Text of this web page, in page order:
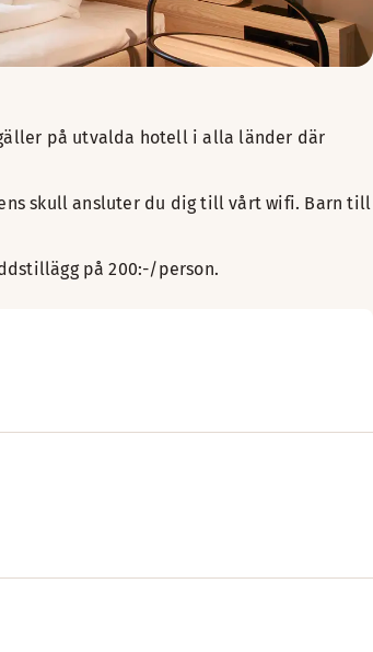
på utvalda hotell i alla länder där
skull ansluter du dig till vårt wifi. Barn till
på 200:-/person.